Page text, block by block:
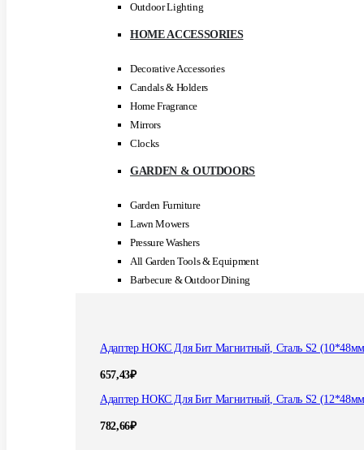
Outdoor Lighting
HOME ACCESSORIES
Decorative Accessories
Candals & Holders
Home Fragrance
Mirrors
Clocks
GARDEN & OUTDOORS
Garden Furniture
Lawn Mowers
Pressure Washers
All Garden Tools & Equipment
Barbecure & Outdoor Dining
Адаптер НОКС Для Бит Магнитный, Сталь S2
657,43₽
Адаптер НОКС Для Бит Магнитный, Сталь S2
782,66₽